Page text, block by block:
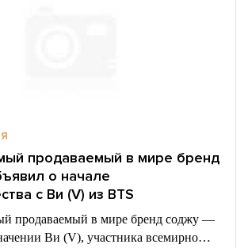
продаваемый в мире бренд
о начале
с Ви (V) из BTS
продаваемый в мире бренд соджу —
Ви (V), участника всемирно…